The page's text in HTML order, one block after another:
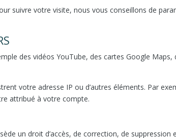
suivre votre visite, nous vous conseillons de
des vidéos YouTube, des cartes Google
votre adresse IP ou d’autres éléments. Par
attribué à votre compte.
un droit d’accès, de correction, de